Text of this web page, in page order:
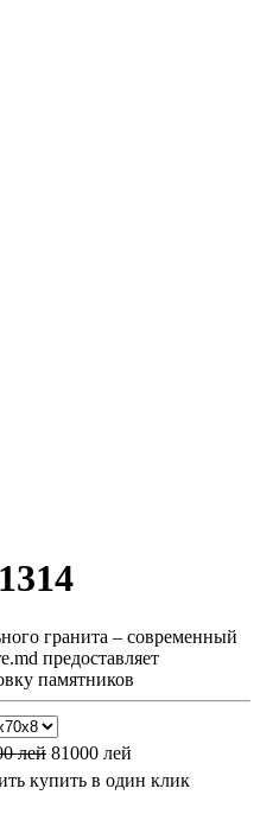
гранита – современный
предоставляет
памятников
лей 81000 лей
купить в один клик